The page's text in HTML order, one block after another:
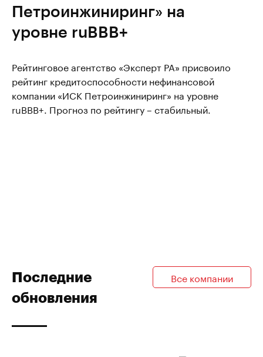
Петроинжиниринг» на
уровне ruBBB+
Рейтинговое агентство «Эксперт РА» присвоило
рейтинг кредитоспособности нефинансовой
компании «ИСК Петроинжиниринг» на уровне
ruBBB+. Прогноз по рейтингу – стабильный.
Последние
обновления
Все компании